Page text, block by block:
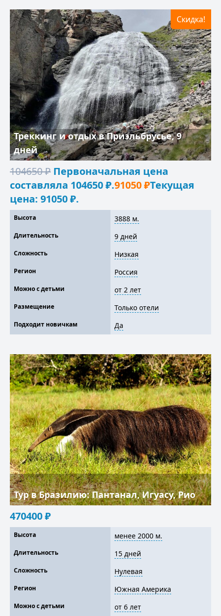
Скидка!
Треккинг и отдых в Приэльбрусье, 9
дней
104650₽ Первоначальная цена
составляла 104650 ₽.91050₽Текущая
цена: 91050 ₽.
Высота 3888 м.
Длительность 9 дней
Сложность Низкая
Регион Россия
Можно с детьми от 2 лет
Размещение Только отели
Подходит новичкам Да
Тур в Бразилию: Пантанал, Игуасу, Рио
470400₽
Высота менее 2000 м.
Длительность 15 дней
Сложность Нулевая
Регион Южная Америка
Можно с детьми от 6 лет